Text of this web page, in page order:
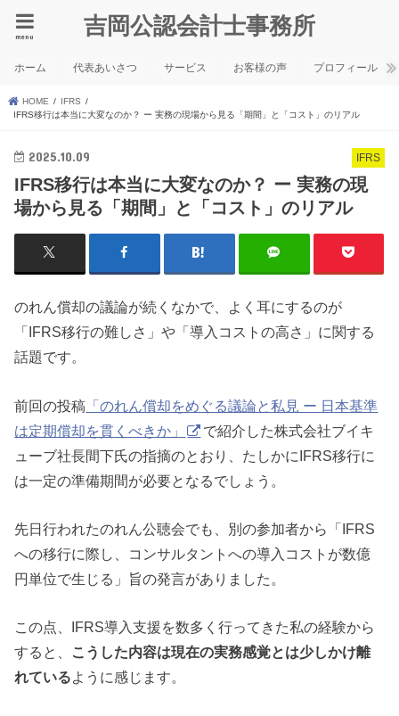
吉岡公認会計士事務所
menu
ホーム 代表あいさつ サービス お客様の声 プロフィール
HOME
IFRS
IFRS移行は本当に大変なのか？ ー 実務の現場から見る「期間」と「コスト」のリアル
IFRS
2025.10.09
IFRS移行は本当に大変なのか？ ー 実務の現
場から見る「期間」と「コスト」のリアル
のれん償却の議論が続くなかで、よく耳にするのが
「IFRS移行の難しさ」や「導入コストの高さ」に関する
話題です。
前回の投稿 「のれん償却をめぐる議論と私見 ー 日本基準
は定期償却を貫くべきか」
で紹介した株式会社ブイキ
ューブ社長間下氏の指摘のとおり、たしかにIFRS移行に
は一定の準備期間が必要となるでしょう。
先日行われたのれん公聴会でも、別の参加者から「IFRS
への移行に際し、コンサルタントへの導入コストが数億
円単位で生じる」旨の発言がありました。
この点、IFRS導入支援を数多く行ってきた私の経験から
すると、 こうした内容は現在の実務感覚とは少しかけ離
れているように感じます。